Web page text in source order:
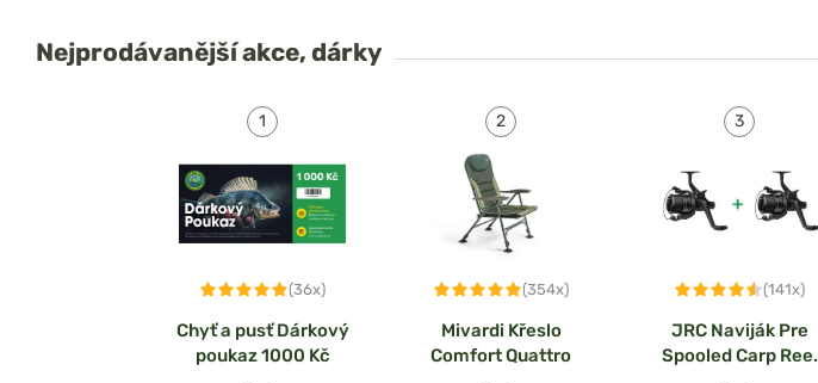
Nejprodávanějšíakce, dárky
(36x)
Chyť a pusť Dárkový
poukaz 1000 Kč
(354x)
Mivardi Křeslo
Comfort Quattro
(141x)
JRC Naviják Pre
Spooled Carp Reel